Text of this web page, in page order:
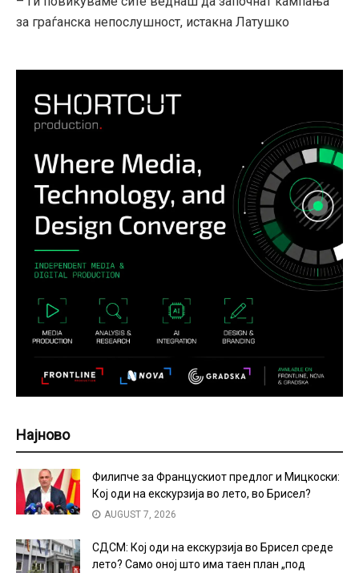
за граѓанска непослушност, истакна Латушко
Најново
Филипче за Францускиот предлог и Мицкоски:
Кој оди на екскурзија во лето, во Брисел?
AUGUST 7, 2026
СДСМ: Кој оди на екскурзија во Брисел среде
лето? Само оној што има таен план „под